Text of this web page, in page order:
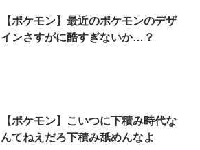
【ポケモン】最近のポケモンのデザ
インさすがに酷すぎないか…？
【ポケモン】こいつに下積み時代な
んてねえだろ下積み舐めんなよ